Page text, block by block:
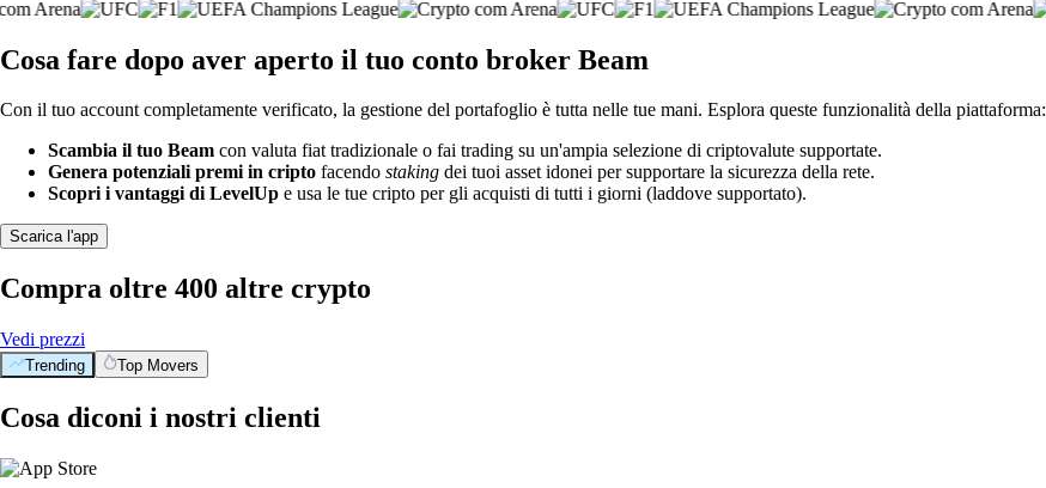
Cosa fare dopo aver aperto il tuo conto broker Beam
Con il tuo account completamente verificato, la gestione del portafoglio è tutta nelle tue mani. Esplora queste funzionalità della piattaforma:
Scambia il tuo Beam con valuta fiat tradizionale o fai trading su un'ampia selezione di criptovalute supportate.
Genera potenziali premi in cripto facendo staking dei tuoi asset idonei per supportare la sicurezza della rete.
Scopri i vantaggi di LevelUp e usa le tue cripto per gli acquisti di tutti i giorni (laddove supportato).
Scarica l'app
Compra oltre 400 altre crypto
Vedi prezzi
Trending Top Movers
Cosa diconi i nostri clienti